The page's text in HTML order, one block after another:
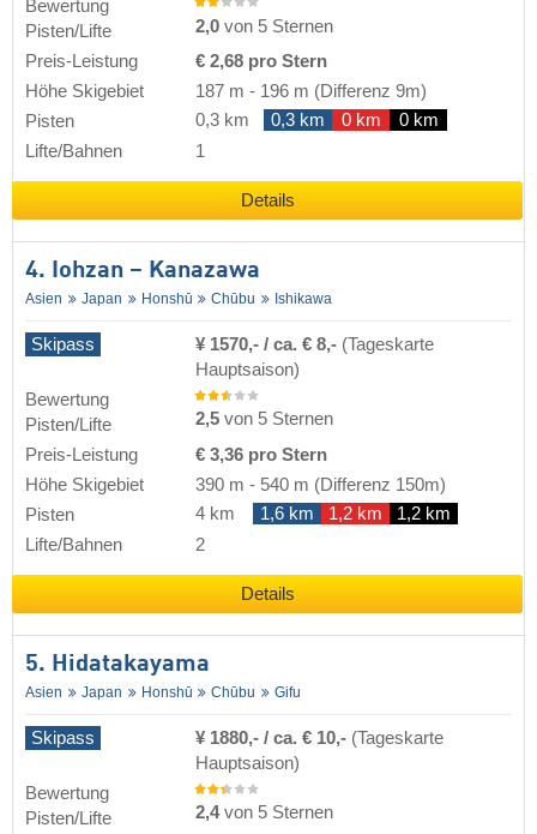
Bewertung
Pisten/Lifte
2,0 von 5 Sternen
Preis-Leistung
€ 2,68 pro Stern
Höhe Skigebiet
187 m - 196 m (Differenz 9m)
Pisten
0,3 km 0,3 km 0 km
0 km
Lifte/Bahnen
1
Details
4. Iohzan – Kanazawa
Asien Japan Honshū Chūbu Ishikawa
Skipass ¥ 1570,- / ca. € 8,- (Tageskarte
Hauptsaison)
Bewertung
Pisten/Lifte
2,5 von 5 Sternen
Preis-Leistung
€ 3,36 pro Stern
Höhe Skigebiet
390 m - 540 m (Differenz 150m)
Pisten
4 km 1,6 km 1,2 km
1,2 km
Lifte/Bahnen
2
Details
5. Hidatakayama
Asien Japan Honshū Chūbu Gifu
Skipass ¥ 1880,- / ca. € 10,- (Tageskarte
Hauptsaison)
Bewertung
Pisten/Lifte
2,4von 5 Sternen